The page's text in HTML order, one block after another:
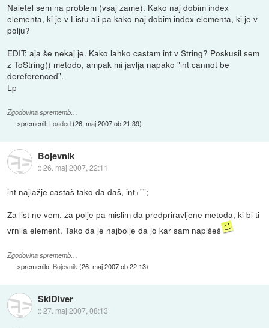
Naletel sem na problem (vsaj zame). Kako naj dobim index
elementa, ki je v Listu ali pa kako naj dobim index elementa, ki je v
polju?
EDIT: aja še nekaj je. Kako lahko castam int v String? Poskusil sem
z ToString() metodo, ampak mi javlja napako "int cannot be
dereferenced".
Lp
Zgodovina sprememb…
spremenil: Loaded(26. maj 2007 ob 21:39)
Bojevnik
::26. maj 2007, 22:11
int najlažje castaš tako da daš, int+"";
Za list ne vem, za polje pa mislim da predpriravljene metoda, ki bi ti
vrnila element. Tako da je najbolje da jo kar sam napišeš
Zgodovina sprememb…
spremenilo: Bojevnik (26. maj 2007 ob 22:13)
SkIDiver
::27. maj 2007, 08:13